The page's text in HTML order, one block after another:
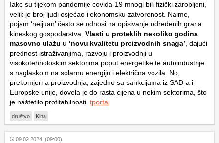
Iako su tijekom pandemije covida-19 mnogi bili fizički zarobljeni,
velik je broj ljudi osjećao i ekonomsku zatvorenost. Naime,
pojam ‘neijuan’ često se odnosi na opisivanje određenih grana
kineskog gospodarstva. Vlasti u proteklih nekoliko godina
masovno ulažu u ‘novu kvalitetu proizvodnih snaga’, dajući
prednost istraživanjima, razvoju i proizvodnji u
visokotehnološkim sektorima poput energetike te autoindustrije
s naglaskom na solarnu energiju i električna vozila. No,
prekomjerna proizvodnja, zajedno sa sankcijama iz SAD-a i
Europske unije, dovela je do rasta cijena u nekim sektorima, što
je naštetilo profitabilnosti. tportal
društvo Kina
09.02.2024. (09:00)